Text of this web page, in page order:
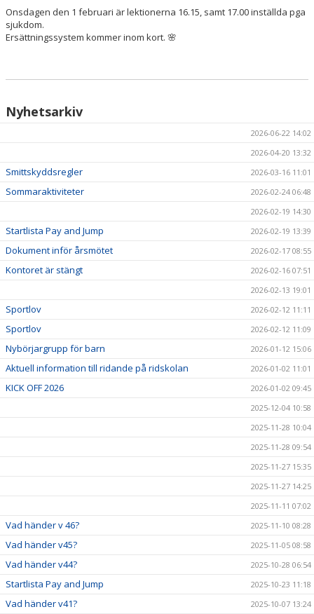
HÄSTAR
Onsdagen den 1 februari är lektionerna 16.15, samt 17.00 inställda pga
sjukdom.
Ersättningssystem kommer inom kort. 🌸
Nyhetsarkiv
2026-06-22 14:02
2026-04-20 13:32
Smittskyddsregler 2026-03-16 11:01
Sommaraktiviteter
2026-02-24 06:48
2026-02-19 14:30
Startlista Pay and Jump 2026-02-19 13:39
Dokument inför årsmötet 2026-02-17 08:55
Kontoret är stängt
2026-02-16 07:51
2026-02-13 19:01
Sportlov 2026-02-12 11:11
Sportlov 2026-02-12 11:09
Nybörjargrupp för barn 2026-01-12 15:06
Aktuell information till ridande på ridskolan 2026-01-02 11:01
KICK OFF 2026
2026-01-02 09:45
2025-12-04 10:58
2025-11-28 10:04
2025-11-28 09:54
2025-11-27 15:35
2025-11-27 14:25
2025-11-11 07:02
Vad händer v 46? 2025-11-10 08:28
Vad händer v45? 2025-11-05 08:58
Vad händer v44? 2025-10-28 06:54
Startlista Pay and Jump 2025-10-23 11:18
Vad händer v41? 2025-10-07 13:24